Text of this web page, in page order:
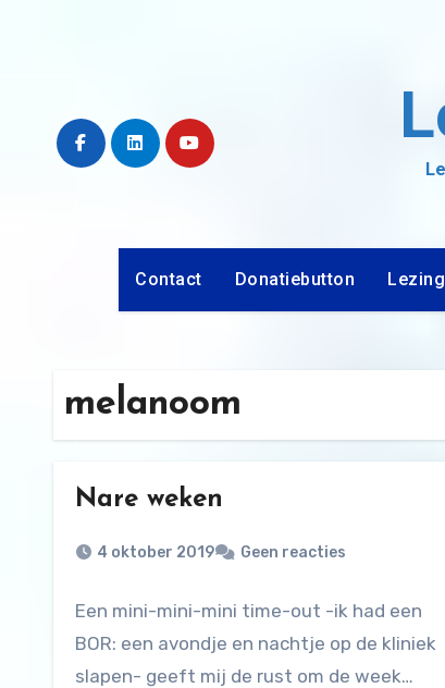
Contact Donatiebutton
melanoom
Nare weken
4 oktober 2019 Geen reacties
Een mini-mini-mini time-out -ik had een
BOR: een avondje en nachtje op de kliniek
slapen- geeft mij de rust om de week…